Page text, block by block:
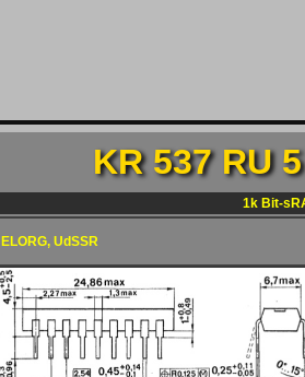
KR 537 RU
1k Bit-
ELORG, UdSSR